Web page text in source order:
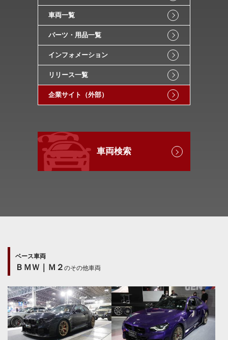
車両一覧
パーツ・用品一覧
インフォメーション
リリース一覧
企業サイト（外部）
車両検索
ベース車両
ＢＭＷ｜Ｍ２ のその他車両